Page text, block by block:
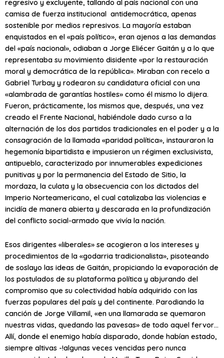
regresivo y excluyente, tallando al país nacional con una
camisa de fuerza institucional antidemocrática, apenas
sostenible por medios represivos. La mayoría estaban
enquistados en el «país político», eran ajenos a las demandas
del «país nacional», odiaban a Jorge Eliécer Gaitán y a lo que
representaba su movimiento disidente «por la restauración
moral y democrática de la república». Miraban con recelo a
Gabriel Turbay y rodearon su candidatura oficial con una
«alambrada de garantías hostiles» como él mismo lo dijera.
Fueron, prácticamente, los mismos que, después, una vez
creado el Frente Nacional, habiéndole dado curso a la
alternación de los dos partidos tradicionales en el poder y a la
consagración de la llamada «paridad política», instauraron la
hegemonía bipartidista e impusieron un régimen exclusivista,
antipueblo, caracterizado por innumerables expediciones
punitivas y por la permanencia del Estado de Sitio, la
mordaza, la culata y la obsecuencia con los dictados del
Imperio Norteamericano, el cual catalizaba las violencias e
incidía de manera abierta y descarada en la profundización
del conflicto social-armado que vivía la nación.
Esos dirigentes «liberales» se acogieron a los intereses y
procedimientos de la «godarria tradicionalista», pisoteando
de soslayo las ideas de Gaitán, propiciando la evaporación de
los postulados de su plataforma política y abjurando del
compromiso que su colectividad había adquirido con las
fuerzas populares del país y del continente. Parodiando la
canción de Jorge Villamil, «en una llamarada se quemaron
nuestras vidas, quedando las pavesas» de todo aquel fervor…
Allí, donde el enemigo había disparado, donde habían estado,
siempre altivas -!algunas veces vencidas pero nunca